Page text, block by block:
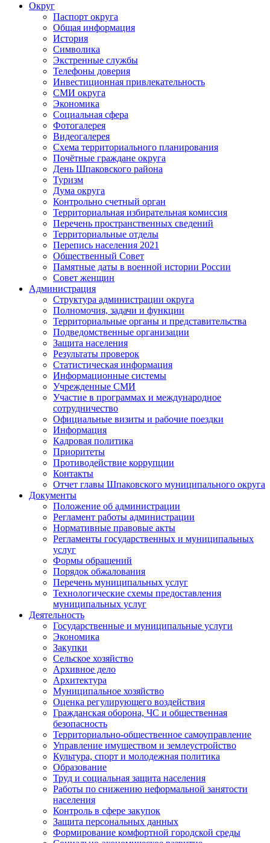
Округ
Паспорт округа
Общая информация
История
Символика
Экстренные службы
Телефоны доверия
Инвестиционная привлекательность
СМИ округа
Экономика
Социальная сфера
Фотогалерея
Видеогалерея
Схема территориального планирования
Почётные граждане округа
День Шпаковского района
Туризм
Дума округа
Контрольно счетный орган
Территориальная избирательная комиссия
Перечень пространственных сведений
Территориальные отделы
Перепись населения 2021
Общественный Совет
Памятные даты в военной истории России
Совет женщин
Администрация
Структура администрации округа
Полномочия, задачи и функции
Территориальные органы и представительства
Подведомственные организации
Защита населения
Результаты проверок
Статистическая информация
Информационные системы
Учрежденные СМИ
Участие в программах и международное
сотрудничество
Официальные визиты и рабочие поездки
Информация
Кадровая политика
Приоритеты
Противодействие коррупции
Контакты
Отчет главы Шпаковского муниципального округа
Документы
Положение об администрации
Регламент работы администрации
Нормативные правовые акты
Регламенты государственных и муниципальных
услуг
Формы обращений
Порядок обжалования
Перечень муниципальных услуг
Технологические схемы предоставления
муниципальных услуг
Деятельность
Государственные и муниципальные услуги
Экономика
Закупки
Сельское хозяйство
Архивное дело
Архитектура
Муниципальное хозяйство
Оценка регулирующего воздействия
Гражданская оборона, ЧС и общественная
безопасность
Территориально-общественное самоуправление
Управление имуществом и землеустройство
Культура, спорт и молодежная политика
Образование
Труд и социальная защита населения
Работы по снижению неформальной занятости
населения
Контроль в сфере закупок
Защита персональных данных
Формирование комфортной городской среды